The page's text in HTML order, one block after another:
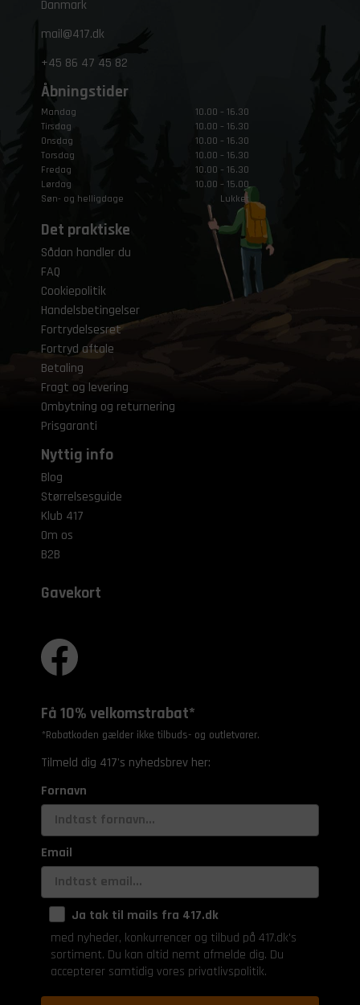
Danmark
mail@417.dk
+45 86 47 45 82
Åbningstider
Mandag
10.00 – 16.30
Tirsdag
10.00 – 16.30
Onsdag
10.00 – 16.30
Torsdag
10.00 – 16.30
Fredag
10.00 – 16.30
Lørdag
10.00 – 15.00
Søn- og helligdage
Lukket
Det praktiske
Sådan handler du
FAQ
Cookiepolitik
Handelsbetingelser
Fortrydelsesret
Fortryd aftale
Betaling
Fragt og levering
Ombytning og returnering
Prisgaranti
Nyttig info
Blog
Størrelsesguide
Klub 417
Om os
B2B
Gavekort
Få 10% velkomstrabat*
*Rabatkoden gælder ikke tilbuds- og outletvarer.
Tilmeld dig 417's nyhedsbrev her:
Fornavn
Email
Ja tak til mails fra 417.dk
med nyheder, konkurrencer og tilbud på 417.dk's
sortiment. Du kan altid nemt afmelde dig. Du
accepterer samtidig vores privatlivspolitik.